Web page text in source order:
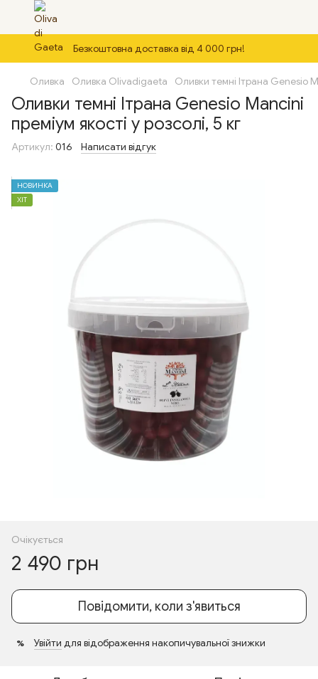
Безкоштовна доставка від 4 000 грн!
Оливка Оливка Olivadigaeta Оливки темні Ітрана Genesio
Оливки темні Ітрана Genesio Mancini
преміум якості у розсолі, 5 кг
Артикул: 016 Написати відгук
НОВИНКА
ХІТ
Очікується
2 490 грн
Повідомити, коли з'явиться
% Увійти для відображення накопичувальної знижки